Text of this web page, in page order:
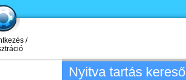
/
Nyitva tartás kereső